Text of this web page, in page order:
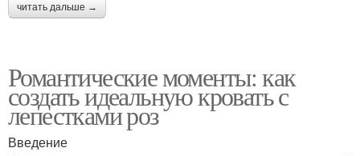
читать дальше →
Романтические моменты: как
создать идеальную кровать с
лепестками роз
Введение